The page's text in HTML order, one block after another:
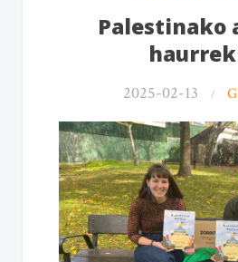
Palestinako
2025-02-13